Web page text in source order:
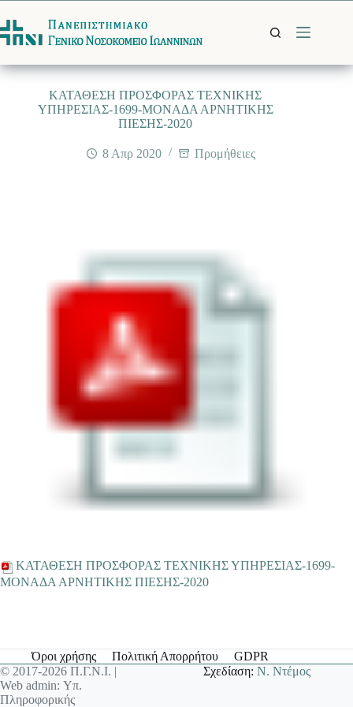
στο
περιεχόμενο
ΚΑΤΑΘΕΣΗ ΠΡΟΣΦΟΡΑΣ TΕΧΝΙΚΗΣ
ΥΠΗΡΕΣΙΑΣ-1699-ΜΟΝΑΔΑ ΑΡΝΗΤΙΚΗΣ
ΠΙΕΣΗΣ-2020
8 Απρ 2020 Προμήθειες
ΚΑΤΑΘΕΣΗ ΠΡΟΣΦΟΡΑΣ TΕΧΝΙΚΗΣ ΥΠΗΡΕΣΙΑΣ-1699-
ΜΟΝΑΔΑ ΑΡΝΗΤΙΚΗΣ ΠΙΕΣΗΣ-2020
Όροι χρήσης Πολιτική Απορρήτου
GDPR
© 2017-2026 Π.Γ.Ν.Ι. |
Web admin: Υπ.
Πληροφορικής
Σχεδίαση:Ν. Ντέμος